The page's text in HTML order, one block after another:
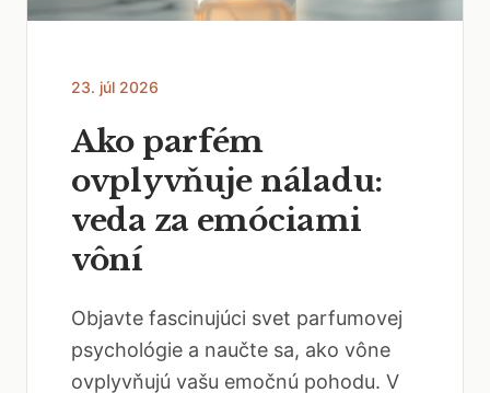
23. júl 2026
Ako parfém
ovplyvňuje náladu:
veda za emóciami
vôní
Objavte fascinujúci svet parfumovej
psychológie a naučte sa, ako vône
ovplyvňujú vašu emočnú pohodu. V